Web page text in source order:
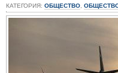
КАТЕГОРИЯ: ОБЩЕСТВО